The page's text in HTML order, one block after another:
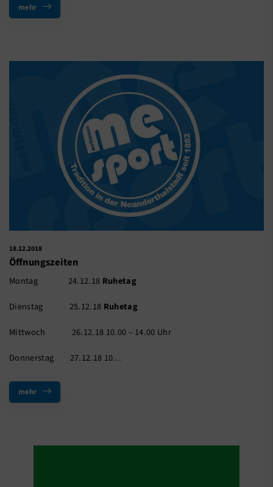
mehr
18.12.2018
Öffnungszeiten
Montag 24.12.18 Ruhetag
Dienstag 25.12.18 Ruhetag
Mittwoch 26.12.18 10.00 – 14.00 Uhr
Donnerstag 27.12.18 10…
mehr